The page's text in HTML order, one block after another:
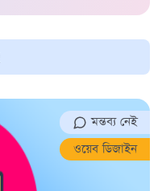
মন্তব্য নেই
ওয়েব ডিজাইন